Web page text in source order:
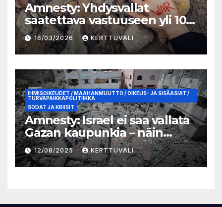
Amnesty: Yhdysvallat
saatettava vastuuseen yli 100
lasta tappaneesta
kouluiskusta Iranissa
16/03/2026 KERTTUVALI
IHMISOIKEUDET / MAAHANMUUTTO / OIKEUS- JA SISÄASIAT /
TURVAPAIKKAPOLITIIKKA
SODAT JA KRIISIT
Amnesty: Israel ei saa vallata
Gazan kaupunkia – näin
Suomen täytyy toimia
12/08/2025 KERTTUVALI